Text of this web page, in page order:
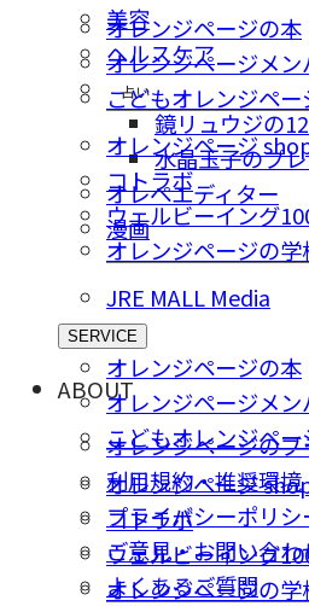
美容
ヘルスケア
占い
鏡リュウジの
水晶玉子のプ
オレペエディター
漫画
オレンジページの本
オレンジページメン
こどもオレンジペ
オレンジページ
コトラボ
ウェルビーイング
オレンジページの学
JRE MALL Media
SERVICE
オレンジページの本
オレンジページメン
こどもオレンジペ
オレンジページ
コトラボ
ウェルビーイング
オレンジページの学
ABOUT
オレンジページの
利用規約・推奨環境
プライバシーポリシ
ご意⾒・お問い合わ
よくあるご質問